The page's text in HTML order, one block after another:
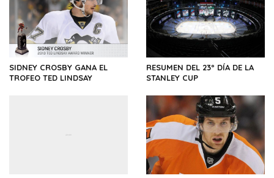
SIDNEY CROSBY GANA EL
TROFEO TED LINDSAY
RESUMEN DEL 23º DÍA DE LA
STANLEY CUP